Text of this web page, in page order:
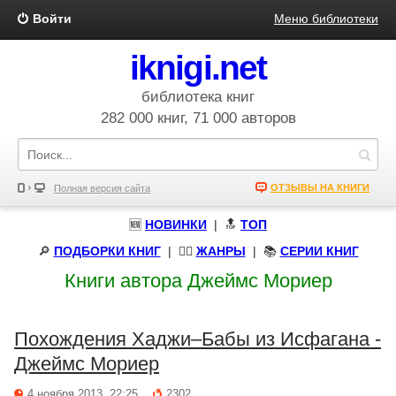
Войти Меню библиотеки
iknigi.net
библиотека книг
282 000 книг, 71 000 авторов
Полная версия сайта ОТЗЫВЫ НА КНИГИ
🆕 НОВИНКИ | 🔝 ТОП
🔎 ПОДБОРКИ КНИГ| 🧝‍♀️ ЖАНРЫ | 📚 СЕРИИ КНИГ
Книги автора Джеймс Мориер
Похождения Хаджи–Бабы из Исфагана -
Джеймс Мориер